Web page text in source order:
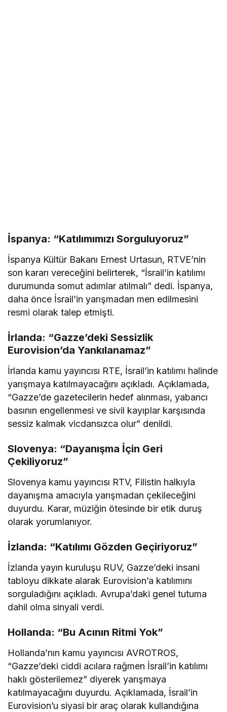
İspanya: “Katılımımızı Sorguluyoruz”
İspanya Kültür Bakanı Ernest Urtasun, RTVE’nin
son kararı vereceğini belirterek, “İsrail’in katılımı
durumunda somut adımlar atılmalı” dedi. İspanya,
daha önce İsrail’in yarışmadan men edilmesini
resmi olarak talep etmişti.
İrlanda: “Gazze’deki Sessizlik
Eurovision’da Yankılanamaz”
İrlanda kamu yayıncısı RTE, İsrail’in katılımı halinde
yarışmaya katılmayacağını açıkladı. Açıklamada,
“Gazze’de gazetecilerin hedef alınması, yabancı
basının engellenmesi ve sivil kayıplar karşısında
sessiz kalmak vicdansızca olur” denildi.
Slovenya: “Dayanışma İçin Geri
Çekiliyoruz”
Slovenya kamu yayıncısı RTV, Filistin halkıyla
dayanışma amacıyla yarışmadan çekileceğini
duyurdu. Karar, müziğin ötesinde bir etik duruş
olarak yorumlanıyor.
İzlanda: “Katılımı Gözden Geçiriyoruz”
İzlanda yayın kuruluşu RUV, Gazze’deki insani
tabloyu dikkate alarak Eurovision’a katılımını
sorguladığını açıkladı. Avrupa’daki genel tutuma
dahil olma sinyali verdi.
Hollanda: “Bu Acının Ritmi Yok”
Hollanda’nın kamu yayıncısı AVROTROS,
“Gazze’deki ciddi acılara rağmen İsrail’in katılımı
haklı gösterilemez” diyerek yarışmaya
katılmayacağını duyurdu. Açıklamada, İsrail’in
Eurovision’u siyasi bir araç olarak kullandığına